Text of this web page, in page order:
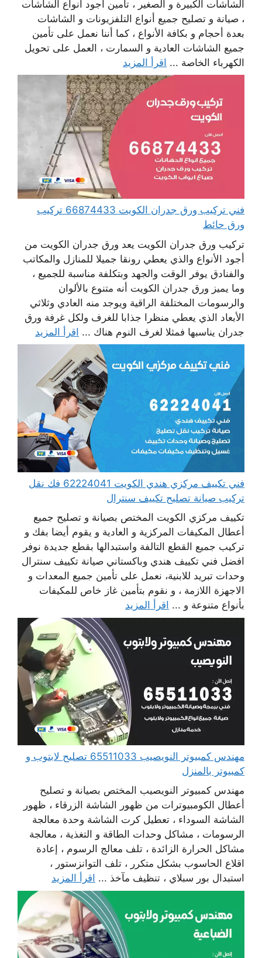
الشاشات الكبيرة و الصغير ، تأمين أجود أنواع الشاشات
، صيانة و تصليح جميع أنواع التلفزيونات و الشاشات
بعدة أحجام و بكافة الأنواع ، كما أننا نعمل على تأمين
جميع الشاشات العادية و السمارت ، العمل على تحويل
الكهرباء الخاصة ... اقرأ المزيد
فني تركيب ورق جدران الكويت 66874433 تركيب
ورق حائط
تركيب ورق جدران الكويت يعد ورق جدران الكويت من
أجود الأنواع والذي يعطي رونقا جميلا للمنازل والمكاتب
والفنادق يوفر الوقت والجهد وبتكلفة مناسبة للجميع ،
وما يميز ورق جدران الكويت أنه متنوع بالألوان
والرسومات المختلفة الراقية ويوجد منه العادي وثلاثي
الأبعاد الذي يعطي منظرا جذابا للغرف ولكل غرفة ورق
جدران يناسبها فمثلا لغرف النوم هناك ... اقرأ المزيد
فني تكييف مركزي هندي الكويت 62224041 فك نقل
تركيب صيانة تصليح تكييف سنترال
تكييف مركزي الكويت المختص بصيانة و تصليح جميع
أعطال المكيفات المركزية و العادية و يقوم أيضا بفك و
تركيب جميع القطع التالفة واستبدالها بقطع جديدة نوفر
افضل فني تكييف هندي وباكستاني صيانة تكييف سنترال
وحدات تبريد للابنية، نعمل على تأمين جميع المعدات و
الاجهزة اللازمة ، و نقوم بتأمين غاز خاص للمكيفات
بأنواع متنوعة و ... اقرأ المزيد
مهندس كمبيوتر النويصيب 65511033 تصليح لابتوب و
كمبيوتر بالمنزل
مهندس كمبيوتر النويصيب المختص بصيانة و تصليح
أعطال الكومبيوترات من ظهور الشاشة الزرقاء ، ظهور
الشاشة السوداء ، تعطيل كرت الشاشة وحدة معالجة
الرسومات ، مشاكل وحدات الطاقة و التغذية ، معالجة
مشاكل الحرارة الزائدة ، تلف معالج الرسوم ، إعادة
اقلاع الحاسوب بشكل متكرر ، تلف التوانزستور ،
استبدال بور سبلاي ، تنظيف مآخذ ... اقرأ المزيد